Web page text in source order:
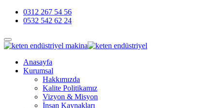
0312 267 54 56
0532 542 62 24
Anasayfa
Kurumsal
Hakkımızda
Kalite Politikamız
Vizyon & Misyon
İnsan Kaynakları